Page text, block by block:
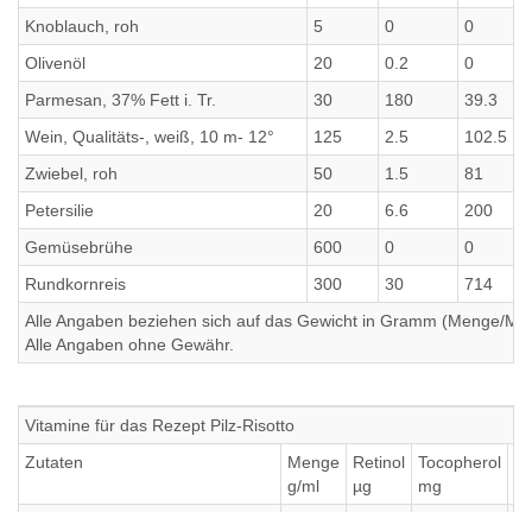
Knoblauch, roh
5 0
0
Olivenöl
20 0.2
0
Parmesan, 37% Fett i. Tr.
30 180
39.3
Wein, Qualitäts-, weiß, 10 m- 12°
125 2.5
102.5
Zwiebel, roh
50 1.5
81
Petersilie
20 6.6
200
Gemüsebrühe
600 0
0
Rundkornreis
300 30
714
Alle Angaben beziehen sich auf das Gewicht in Gramm (Menge/
Alle Angaben ohne Gewähr.
Vitamine für das Rezept Pilz-Risotto
Zutaten
Menge
g/ml
Retinol
µg
Tocopherol
mg